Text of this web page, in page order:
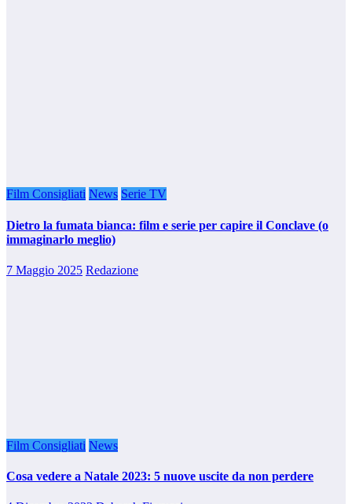
Film Consigliati News Serie TV
Dietro la fumata bianca: film e serie per capire il Conclave (o
immaginarlo meglio)
7 Maggio 2025 Redazione
Film Consigliati News
Cosa vedere a Natale 2023: 5 nuove uscite da non perdere